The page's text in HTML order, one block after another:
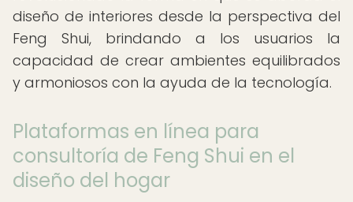
diseño de interiores desde la perspectiva del
Feng Shui, brindando a los usuarios la
capacidad de crear ambientes equilibrados
y armoniosos con la ayuda de la tecnología.
Plataformas en línea para
consultoría de Feng Shui en el
diseño del hogar